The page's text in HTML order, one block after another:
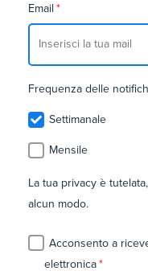
Email *
Frequenza delle
Settimanale
Mensile
La tua privacy è
alcun modo.
Acconsento a
elettronica*